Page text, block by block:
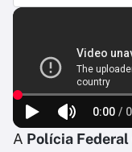
A Polícia Federal